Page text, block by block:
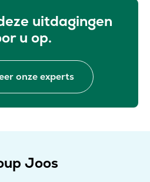
uitdagingen
u op.
onze experts
Joos